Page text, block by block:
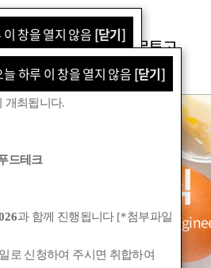
소식 논문투고
학회소식
Korean Society for Food
창을 열지 않음 [닫기]
하루 이 창을 열지 않음 [닫기]
개최됩니다.
드테크
과 함께 진행됩니다 [*첨부파일
로 신청하여 주시면 취합하여